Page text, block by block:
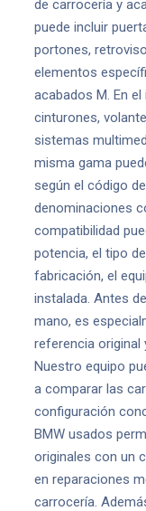
de carrocería y
puede incluir
portones,
elementos
acabados M. En
cinturones,
sistemas
misma gama
según el código
denominaciones
compatibilidad
potencia, el tipo
fabricación, el
instalada. Antes
mano, es
referencia original
Nuestro equipo
a comparar las
configuración
BMW usados
originales con un
en reparaciones
carrocería.